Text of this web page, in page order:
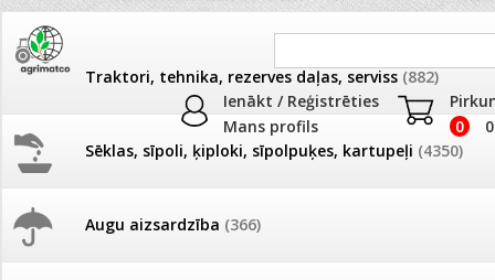
Ienākt / Reģistrēties
Mans profils
0
Traktori, tehnika, rezerves daļas, serviss (882)
Sēklas, sīpoli, ķiploki, sīpolpuķes, kartupeļi (4350)
Augu aizsardzība (366)
JAUNUMI
Pašlasīšanas vietu katalogs
AKCIJAS
frēze + mulčieris +